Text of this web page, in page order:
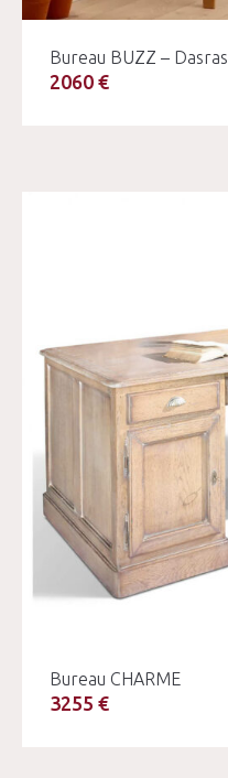
Bureau BUZZ – Dasras
2060 €
Bureau CHARME
3255 €